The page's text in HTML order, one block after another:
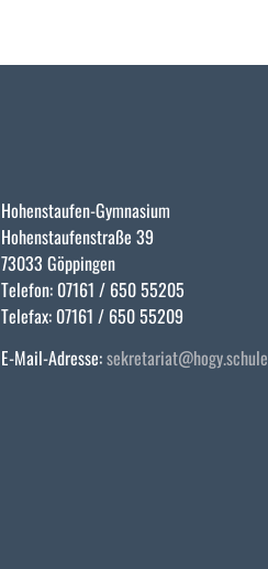
Hohenstaufen-Gymnasium
Hohenstaufenstraße 39
73033 Göppingen
Telefon: 07161 / 650 55205
Telefax: 07161 / 650 55209
E-Mail-Adresse:sekretariat@hogy.schule